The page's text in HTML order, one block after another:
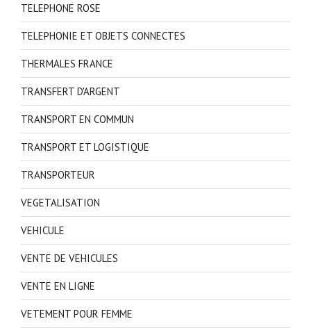
TELEPHONE ROSE
TELEPHONIE ET OBJETS CONNECTES
THERMALES FRANCE
TRANSFERT D'ARGENT
TRANSPORT EN COMMUN
TRANSPORT ET LOGISTIQUE
TRANSPORTEUR
VEGETALISATION
VEHICULE
VENTE DE VEHICULES
VENTE EN LIGNE
VETEMENT POUR FEMME